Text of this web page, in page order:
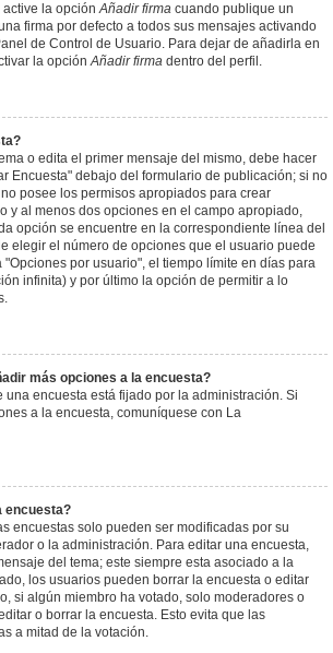
active la opciónAñadir firma cuando publique un
firma por defecto a todos sus mensajes activando
de Control de Usuario. Para dejar de añadirla en
la opciónAñadir firma dentro del perfil.
o edita el primer mensaje del mismo, debe hacer
Encuesta" debajo del formulario de publicación; si no
posee los permisos apropiados para crear
y al menos dos opciones en el campo apropiado,
opción se encuentre en la correspondiente línea del
elegir el número de opciones que el usuario puede
por usuario", el tiempo límite en días para
infinita) y por último la opción de permitir a lo
más opciones a la encuesta?
una encuesta está fijado por la administración. Si
a la encuesta, comuníquese con La
encuesta?
encuestas solo pueden ser modificadas por su
o la administración. Para editar una encuesta,
del tema; este siempre esta asociado a la
los usuarios pueden borrar la encuesta o editar
si algún miembro ha votado, solo moderadores o
o borrar la encuesta. Esto evita que las
a mitad de la votación.